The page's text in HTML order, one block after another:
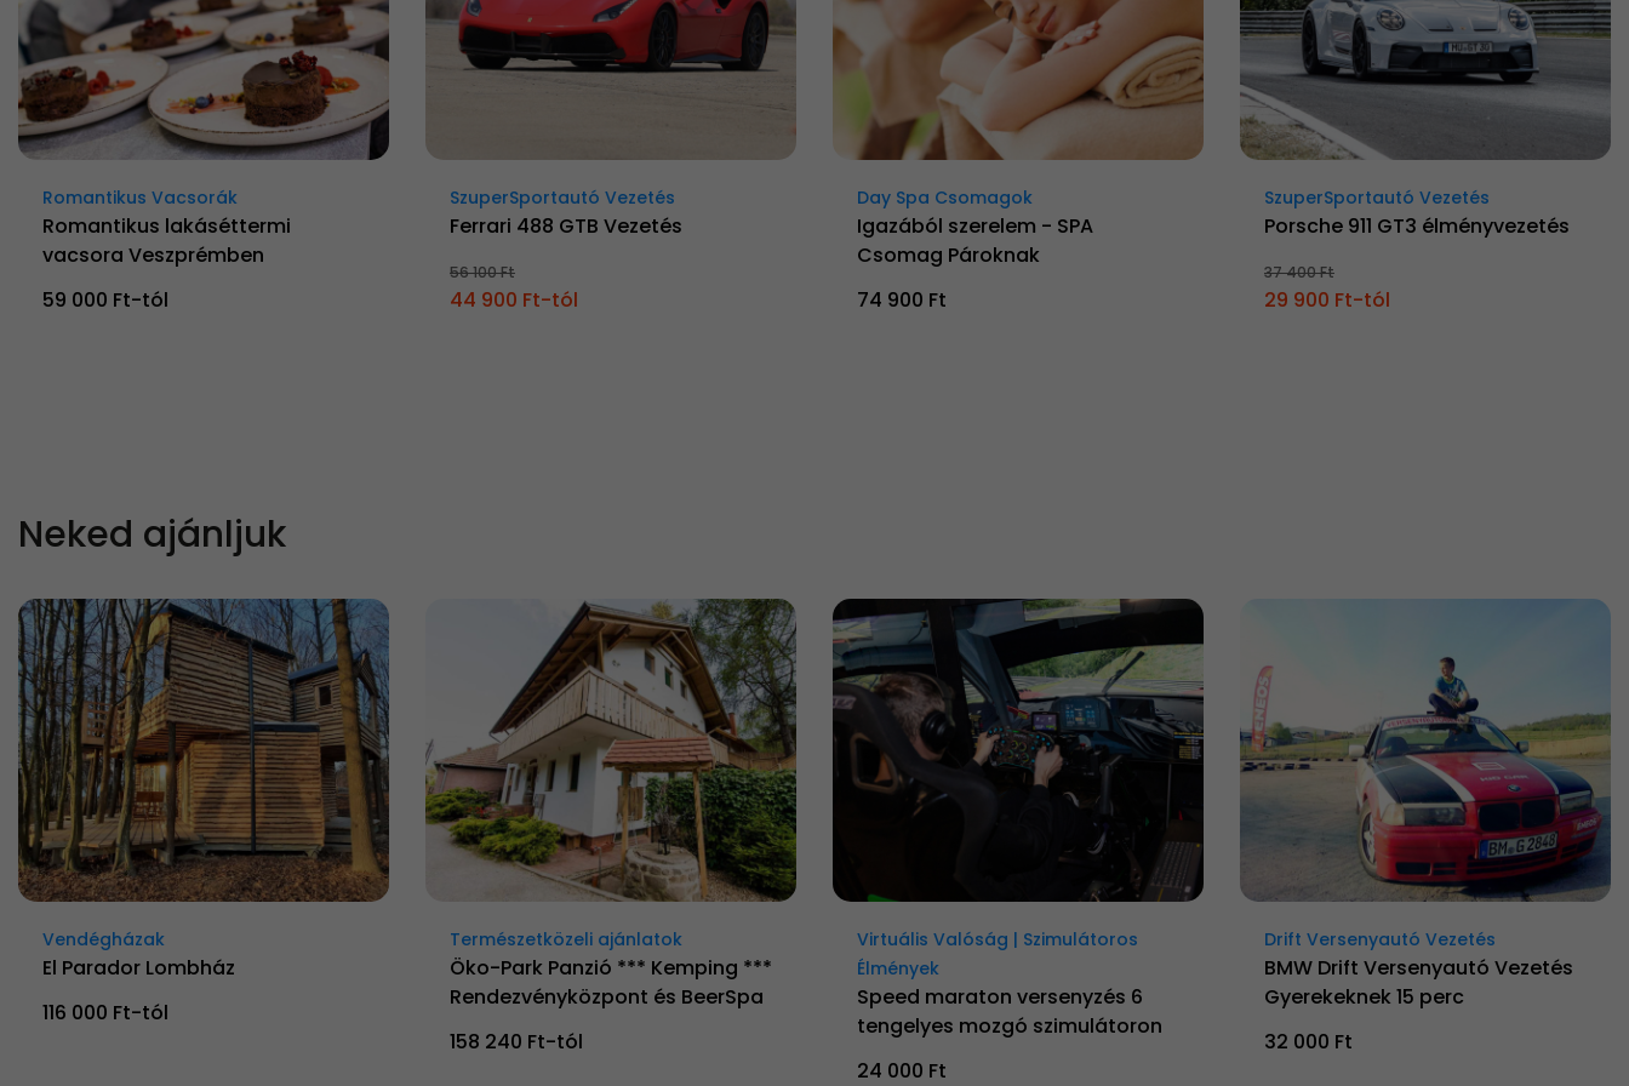
Romantikus Vacsorák
Romantikus lakáséttermi
vacsora Veszprémben
59 000 Ft-tól
SzuperSportautó Vezetés
Ferrari 488 GTB Vezetés
56 100 Ft
44 900 Ft-tól
Day Spa Csomagok
Igazából szerelem - SPA
Csomag Pároknak
74 900 Ft
SzuperSportautó Vezetés
Porsche 911 GT3 élményvezetés
37 400 Ft
29 900 Ft-tól
Neked ajánljuk
Vendégházak
El Parador Lombház
116 000 Ft-tól
Természetközeli ajánlatok
Öko-Park Panzió *** Kemping ***
Rendezvényközpont és BeerSpa
158 240 Ft-tól
Virtuális Valóság | Szimulátoros
Élmények
Speed maraton versenyzés 6
tengelyes mozgó szimulátoron
24 000 Ft
Drift Versenyautó Vezetés
BMW Drift Versenyautó Vezetés
Gyerekeknek 15 perc
32 000 Ft